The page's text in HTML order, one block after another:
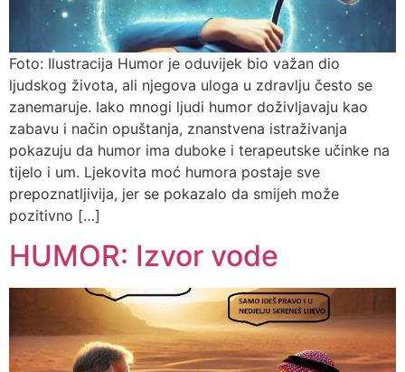
Foto: Ilustracija Humor je oduvijek bio važan dio
ljudskog života, ali njegova uloga u zdravlju često se
zanemaruje. Iako mnogi ljudi humor doživljavaju kao
zabavu i način opuštanja, znanstvena istraživanja
pokazuju da humor ima duboke i terapeutske učinke na
tijelo i um. Ljekovita moć humora postaje sve
prepoznatljivija, jer se pokazalo da smijeh može
pozitivno […]
HUMOR: Izvor vode